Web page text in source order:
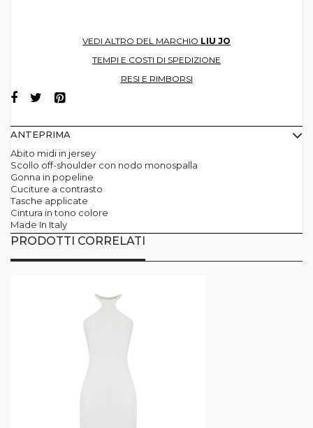
VEDI ALTRO DEL MARCHIO LIU JO
TEMPI E COSTI DI SPEDIZIONE
RESI E RIMBORSI
ANTEPRIMA
Abito midi in jersey
Scollo off-shoulder con nodo monospalla
Gonna in popeline
Cuciture a contrasto
Tasche applicate
Cintura in tono colore
Made In Italy
PRODOTTI CORRELATI